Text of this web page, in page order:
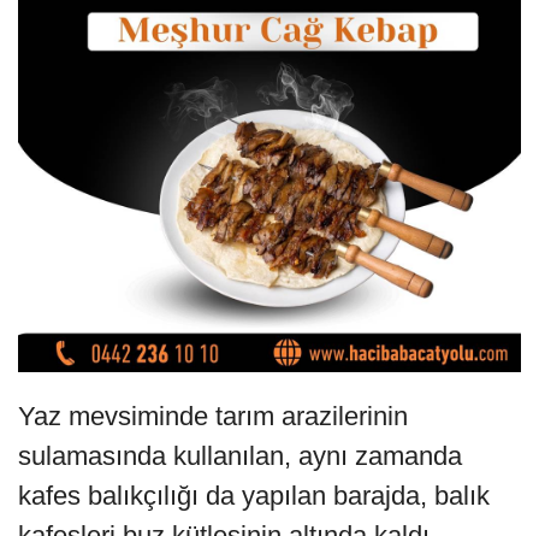
Yaz mevsiminde tarım arazilerinin
sulamasında kullanılan, aynı zamanda
kafes balıkçılığı da yapılan barajda, balık